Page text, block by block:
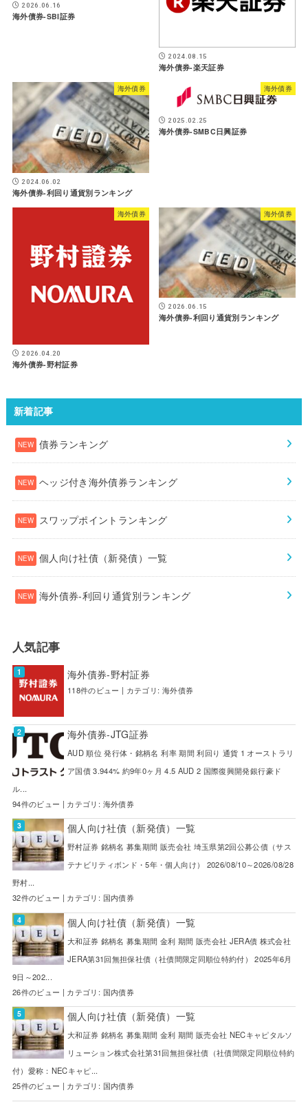
2026.06.16
海外債券-SBI証券
2024.08.15
海外債券-楽天証券
海外債券
2024.06.02
海外債券-利回り通貨別ランキング
海外債券
2025.02.25
海外債券-SMBC日興証券
海外債券
2026.04.20
海外債券-野村証券
海外債券
2026.06.15
海外債券-利回り通貨別ランキング
新着記事
債券ランキング
ヘッジ付き海外債券ランキング
スワップポイントランキング
個人向け社債（新発債）一覧
海外債券-利回り通貨別ランキング
人気記事
海外債券-野村証券
118件のビュー | カテゴリ: 海外債券
海外債券-JTG証券
AUD 順位 発行体・銘柄名 利率 期間 利回り 通貨 1 オーストラリ
ア国債 3.944% 約9年0ヶ月 4.5 AUD 2 国際復興開発銀行豪ド
ル...
94件のビュー | カテゴリ: 海外債券
個人向け社債（新発債）一覧
野村証券 銘柄名 募集期間 販売会社 埼玉県第2回公募公債（サス
テナビリティボンド・5年・個人向け） 2026/08/10～2026/08/28
野村...
32件のビュー | カテゴリ: 国内債券
個人向け社債（新発債）一覧
大和証券 銘柄名 募集期間 金利 期間 販売会社 JERA債 株式会社
JERA第31回無担保社債（社債間限定同順位特約付） 2025年6月
9日～202...
26件のビュー | カテゴリ: 国内債券
個人向け社債（新発債）一覧
大和証券 銘柄名 募集期間 金利 期間 販売会社 NECキャピタルソ
リューション株式会社第31回無担保社債（社債間限定同順位特約
付）愛称：NECキャピ...
25件のビュー | カテゴリ: 国内債券